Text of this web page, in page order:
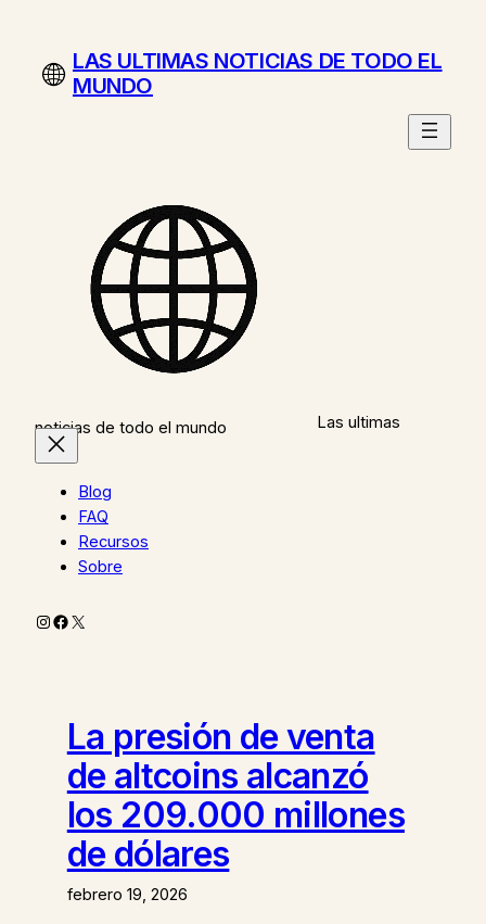
contenidoLAS ULTIMAS NOTICIAS DE TODO EL
MUNDO
Las ultimas
noticias de todo el mundo
Blog
FAQ
Recursos
Sobre
Instagram
Facebook
X
La presión de venta
de altcoins alcanzó
los 209.000 millones
de dólares
febrero 19, 2026